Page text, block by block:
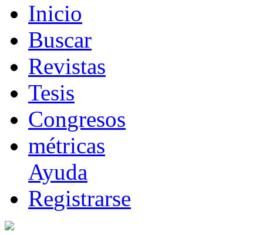
Inicio
Buscar
Revistas
Tesis
Congresos
métricas
Ayuda
Registrarse